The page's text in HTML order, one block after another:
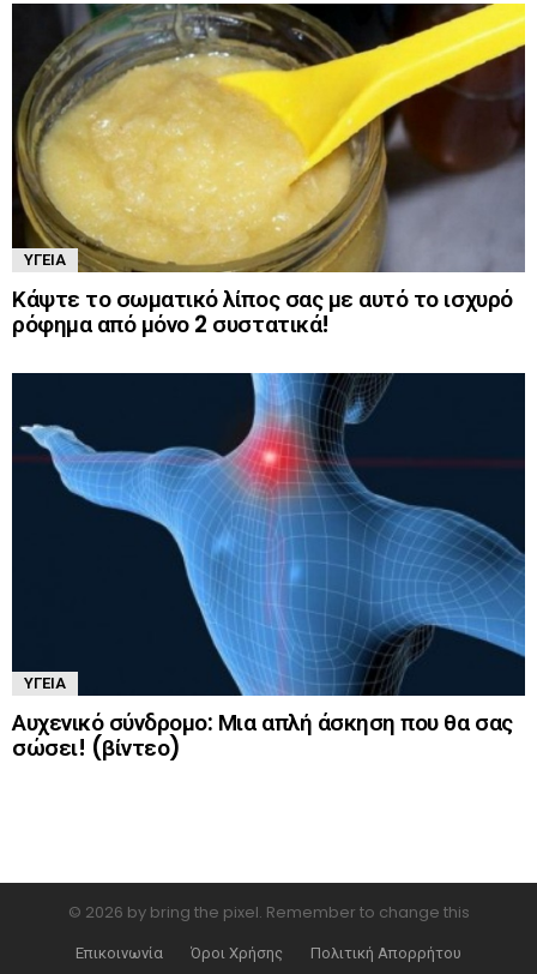
ΥΓΕΊΑ
Κάψτε το σωματικό λίπος σας με αυτό το ισχυρό
ρόφημα από μόνο 2 συστατικά!
ΥΓΕΊΑ
Αυχενικό σύνδρομο: Μια απλή άσκηση που θα σας
σώσει! (βίντεο)
© 2026 by bring the pixel. Remember to change this
Επικοινωνία
Όροι Χρήσης Πολιτική Απορρήτου